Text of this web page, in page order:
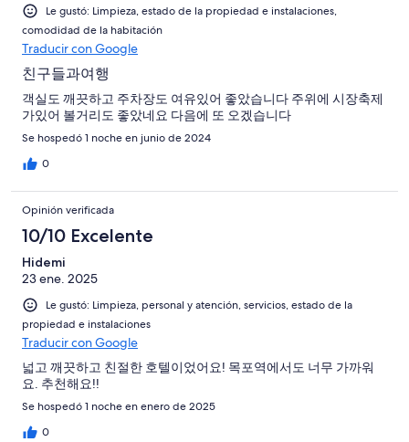
Le gustó: Limpieza, estado de la propiedad e instalaciones,
comodidad de la habitación
Traducir con Google
친구들과여행
객실도 깨끗하고 주차장도 여유있어 좋았습니다 주위에 시장축제
가있어 볼거리도 좋았네요 다음에 또 오겠습니다
Se hospedó 1 noche en junio de 2024
0
Opinión verificada
10/10 Excelente
Hidemi
23 ene. 2025
Le gustó: Limpieza, personal y atención, servicios, estado de la
propiedad e instalaciones
Traducir con Google
넓고 깨끗하고 친절한 호텔이었어요! 목포역에서도 너무 가까워
요. 추천해요!!
Se hospedó 1 noche en enero de 2025
0